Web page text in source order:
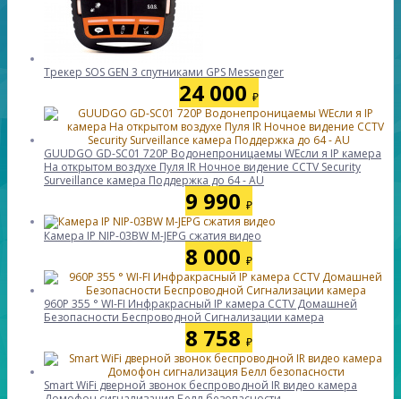
Трекер SOS GEN 3 спутниками GPS Messenger
24 000 ₽
GUUDGO GD-SC01 720P Водонепроницаемы WЕсли я IP камера
На открытом воздухе Пуля IR Ночное видение CCTV Security
Surveillance камера Поддержка до 64 - AU
9 990 ₽
Камера IP NIP-03BW M-JEPG сжатия видео
8 000 ₽
960P 355 ° WI-FI Инфракрасный IP камера CCTV Домашней
Безопасности Беспроводной Сигнализации камера
8 758 ₽
Smart WiFi дверной звонок беспроводной IR видео камера